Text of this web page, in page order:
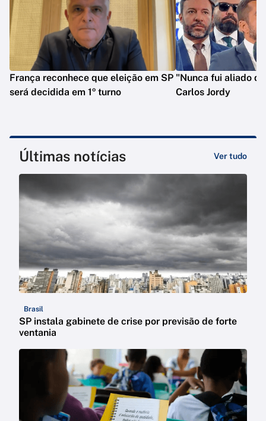
França reconhece que eleição em SP
será decidida em 1º turno
"Nunca fui aliado
Carlos Jordy
Últimas notícias Ver tudo
Brasil
SP instala gabinete de crise por previsão de forte
ventania